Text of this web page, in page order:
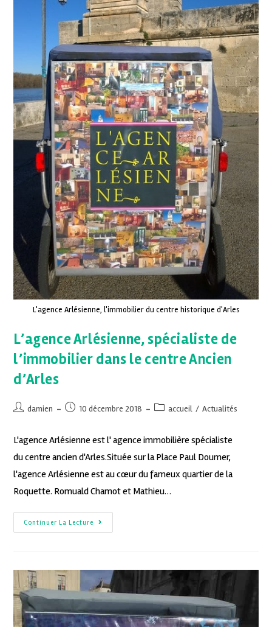
L'agence Arlésienne, l'immobilier du centre historique d'Arles
L’agence Arlésienne, spécialiste de
l’immobilier dans le centre Ancien
d’Arles
damien 10 décembre 2018 accueil / Actualités
L'agence Arlésienne est l' agence immobilière spécialiste
du centre ancien d'Arles.Située sur la Place Paul Doumer,
l'agence Arlésienne est au cœur du fameux quartier de la
Roquette. Romuald Chamot et Mathieu…
Continuer La Lecture